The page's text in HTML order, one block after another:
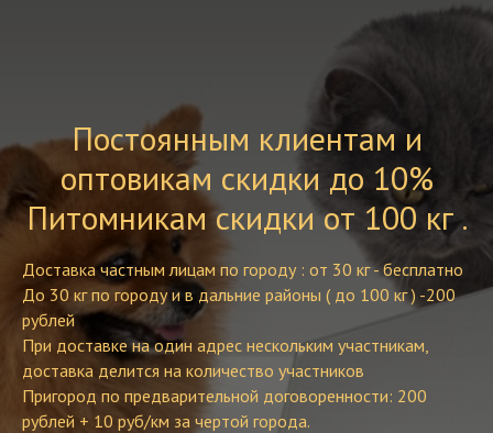
Постоянным клиентам и
оптовикам скидки до 10%
Питомникам скидки от 100 кг .
Доставка частным лицам по городу : от 30 кг - бесплатно
До 30 кг по городу и в дальние районы ( до 100 кг ) -200
рублей
При доставке на один адрес нескольким участникам,
доставка делится на количество участников
Пригород по предварительной договоренности: 200
рублей + 10 руб/км за чертой города.